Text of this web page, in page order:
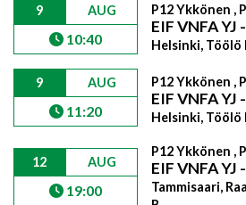
9 AUG
10:40
P12 Ykkönen ,
EIF VNFA YJ
Helsinki, Töölö
9 AUG
11:20
P12 Ykkönen ,
EIF VNFA
Helsinki, Töölö
12 AUG
19:00
P12 Ykkönen ,
EIF VNFA YJ
Tammisaari,